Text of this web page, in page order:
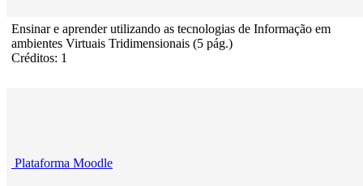
Ensinar e aprender utilizando as tecnologias de Informação em
ambientes Virtuais Tridimensionais (5 pág.)
Créditos: 1
Plataforma Moodle